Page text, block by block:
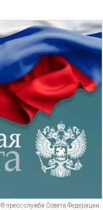
© пресс-служба Совета Федерации